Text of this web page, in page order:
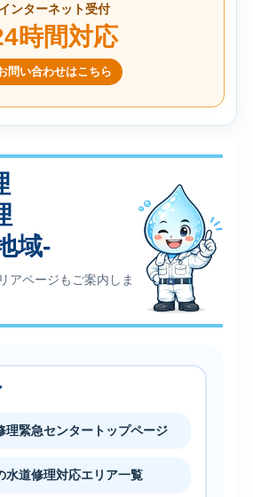
インターネット受付
時間対応
問い合わせはこちら
域-
アページもご案内しま
理緊急センタートップページ
水道修理対応エリア一覧